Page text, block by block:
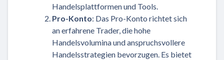
Handelsplattformen und Tools.
Pro-Konto: Das Pro-Konto richtet sich
an erfahrene Trader, die hohe
Handelsvolumina und anspruchsvollere
Handelsstrategien bevorzugen. Es bietet